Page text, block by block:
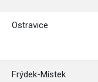
Ostravice
Frýdek-Místek